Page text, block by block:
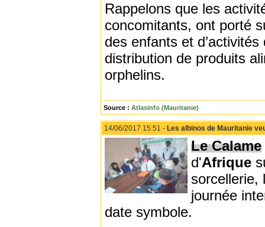
Rappelons que les
concomitants, ont porté
des enfants et
distribution de produits
orphelins.
Source : Atlasinfo (Mauritanie)
14/06/2017 15:51 - Les albinos de Mauritanie
Le Calame
d'Afrique
sorcellerie,
journée
date symbole.